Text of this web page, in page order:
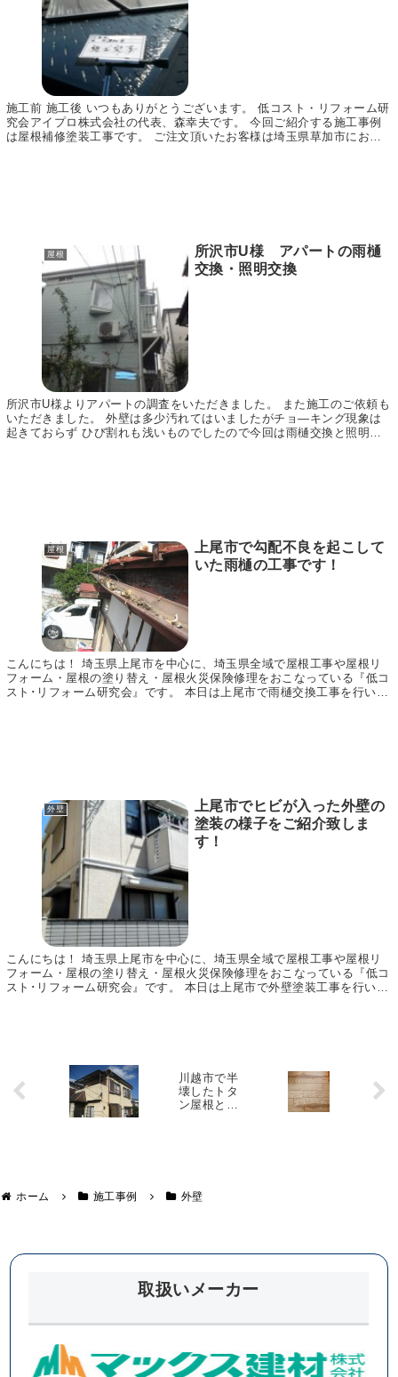
施工前 施工後 いつもありがとうございます。 低コスト・リフォーム研
究会アイプロ株式会社の代表、森幸夫です。 今回ご紹介する施工事例
は屋根補修塗装工事です。 ご注文頂いたお客様は埼玉県草加市にお住
屋根
所沢市U様 アパートの雨樋
交換・照明交換
所沢市U様よりアパートの調査をいただきました。 また施工のご依頼も
いただきました。 外壁は多少汚れてはいましたがチョ―キング現象は
起きておらず ひび割れも浅いものでしたので今回は雨樋交換と照明の
屋根
上尾市で勾配不良を起こして
いた雨樋の工事です！
こんにちは！ 埼玉県上尾市を中心に、埼玉県全域で屋根工事や屋根リ
フォーム・屋根の塗り替え・屋根火災保険修理をおこなっている『低コ
スト･リフォーム研究会』です。 本日は上尾市で雨樋交換工事を行いま
外壁
上尾市でヒビが入った外壁の
塗装の様子をご紹介致しま
す！
こんにちは！ 埼玉県上尾市を中心に、埼玉県全域で屋根工事や屋根リ
フォーム・屋根の塗り替え・屋根火災保険修理をおこなっている『低コ
スト･リフォーム研究会』です。 本日は上尾市で外壁塗装工事を行いま
川越市で半
壊したトタ
ン屋根と崩
ホーム 施工事例 外壁
取扱いメーカー